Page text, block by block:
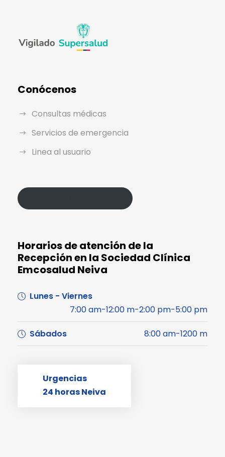
Conócenos
Consultas médicas
Servicios de emergencia
Linea al usuario
Horarios de atención de la
Recepción en la Sociedad Clínica
Emcosalud Neiva
Lunes - Viernes
7:00 am-12:00 m-2:00 pm-5:00 pm
Sábados 8:00 am-1200 m
Urgencias
24 horas Neiva